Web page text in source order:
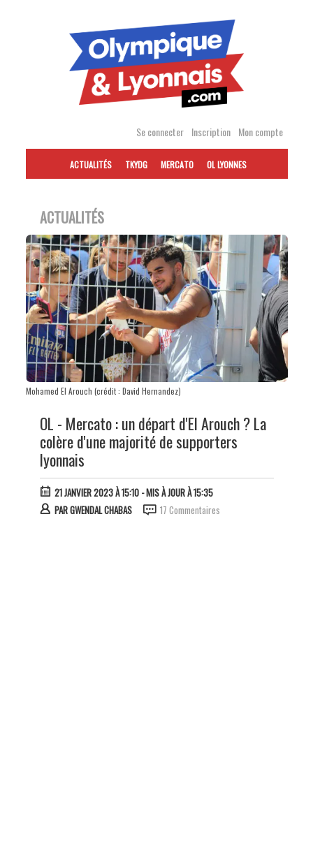
Se connecter Inscription Mon compte
ACTUALITÉS TKYDG MERCATO OL LYONNES
ACTUALITÉS
Mohamed El Arouch (crédit : David Hernandez)
OL - Mercato : un départ d'El Arouch ? La
colère d'une majorité de supporters
lyonnais
21 JANVIER 2023 À 15:10- MIS À JOUR À 15:35
PARGWENDAL CHABAS 17 Commentaires